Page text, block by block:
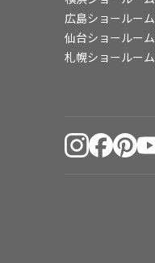
広島ショールーム
仙台ショールーム
札幌ショールーム